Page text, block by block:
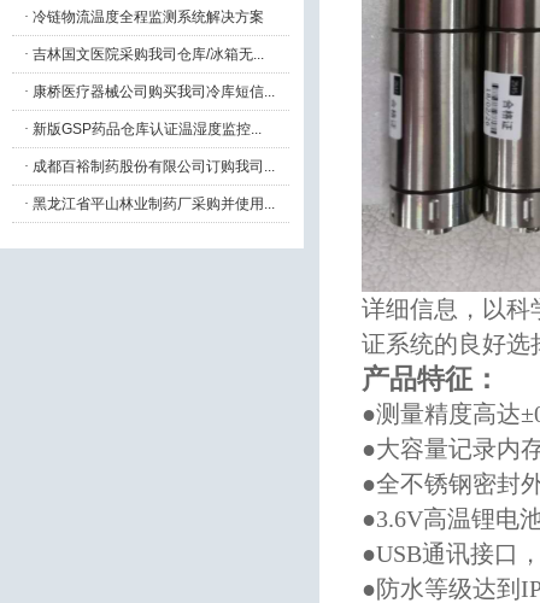
· 冷链物流温度全程监测系统解决方案
· 吉林国文医院采购我司仓库/冰箱无...
· 康桥医疗器械公司购买我司冷库短信...
· 新版GSP药品仓库认证温湿度监控...
· 成都百裕制药股份有限公司订购我司...
· 黑龙江省平山林业制药厂采购并使用...
详细信息，以科
证系统的良好选
产品特征：
●测量精度高达
●大容量记录内
●全不锈钢密封
●3.6V高温锂电
●USB通讯接口
●防水等级达到